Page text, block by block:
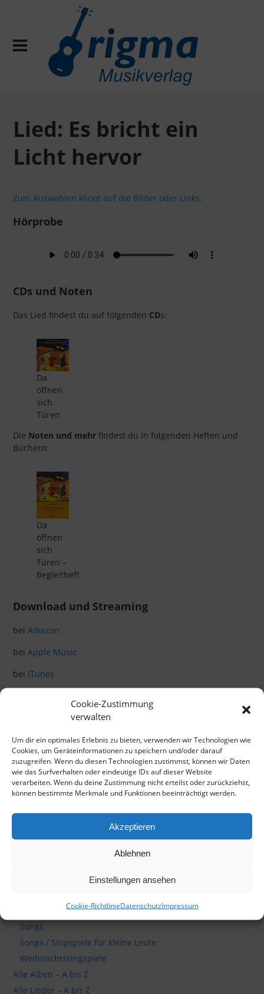
Cookie-Zustimmung
verwalten
Um dir ein optimales Erlebnis zu bieten, verwenden wir Technologien wie
Cookies, um Geräteinformationen zu speichern und/oder darauf
zuzugreifen. Wenn du diesen Technologien zustimmst, können wir Daten
wie das Surfverhalten oder eindeutige IDs auf dieser Website
verarbeiten. Wenn du deine Zustimmung nicht erteilst oder zurückziehst,
können bestimmte Merkmale und Funktionen beeinträchtigt werden.
Akzeptieren
Ablehnen
Einstellungen ansehen
Cookie-RichtlinieDatenschutzImpressum
Lied: Es bricht ein
Licht hervor
Zum Auswählen klicke auf die Bilder oder Links.
Hörprobe
CDs und Noten
Das Lied findest du auf folgenden CDs:
Da
öffnen
sich
Türen
Die Noten und mehr findest du in folgenden Heften und
Büchern:
Da
öffnen
sich
Türen –
Begleitheft
Download und Streaming
beiAmazon
beiApple Music
bei iTunes
akzeptieren und diesen Inhalt zu aktivieren
Himmlische Songs für kleine Leute
Songs
Songs / Singspiele für kleine Leute
Weihnachtssingspiele
Alle Alben – A bis Z
Alle Lieder – A bis Z